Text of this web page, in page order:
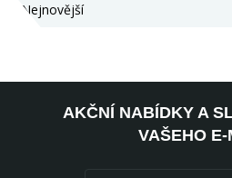
Nejnovější
AKČNÍ NABÍDKY A
VAŠEHO